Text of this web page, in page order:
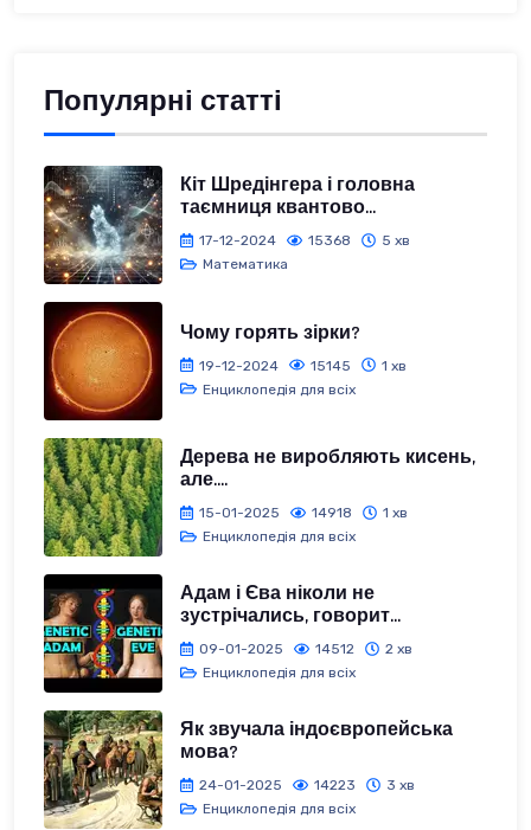
Популярні статті
Кіт Шредінгера і головна
таємниця квантово...
17-12-2024 15368
5 хв
Математика
Чому горять зірки?
19-12-2024 15145
1 хв
Енциклопедія для всіх
Дерева не виробляють кисень,
але....
15-01-2025 14918
1 хв
Енциклопедія для всіх
Адам і Єва ніколи не
зустрічались, говорит...
09-01-2025 14512
2 хв
Енциклопедія для всіх
Як звучала індоєвропейська
мова?
24-01-2025 14223
3 хв
Енциклопедія для всіх